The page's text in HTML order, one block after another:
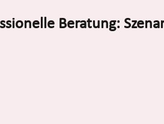
Beratung: